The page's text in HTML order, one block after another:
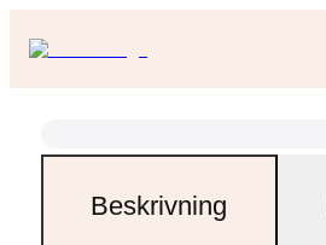
Beskrivning